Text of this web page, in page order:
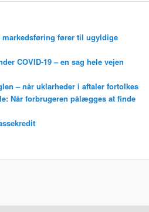
markedsføring fører til ugyldige
COVID-19 – en sag hele vejen
– når uklarheder i aftaler fortolkes
Når forbrugeren pålægges at finde